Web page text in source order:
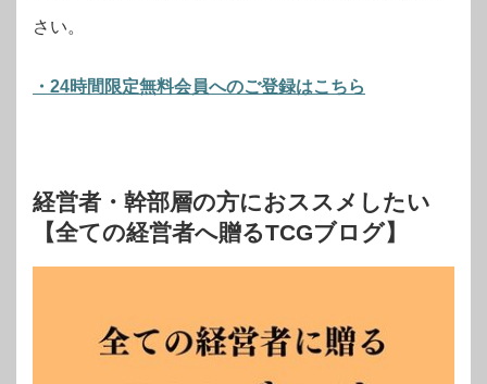
さい。
・24時間限定無料会員へのご登録はこちら
経営者・幹部層の方におススメしたい
【全ての経営者へ贈るTCGブログ】